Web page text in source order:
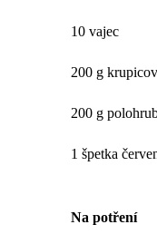
10 vajec
200 g
200 g
1 špetka
Na potření